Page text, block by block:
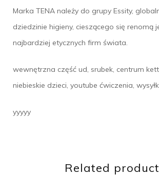
Marka TENA należy do grupy Essity,
dziedzinie higieny, cieszącego się renomą
najbardziej etycznych firm świata.
wewnętrzna część ud, srubek, centrum
niebieskie dzieci, youtube ćwiczenia,
yyyyy
Related